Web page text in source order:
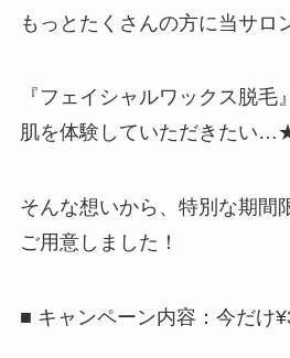
もっとたくさんの方に当サロ
『フェイシャルワックス脱毛
肌を体験していただきたい
そんな想いから、特別な期間
ご用意しました！
■ キャンペーン内容：今だけ